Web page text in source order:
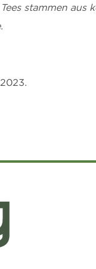
stammen aus